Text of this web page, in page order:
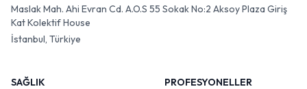
Maslak Mah. Ahi Evran Cd. A.O.S 55 Sokak No:2 Aksoy Plaza Giriş
Kat Kolektif House
İstanbul, Türkiye
SAĞLIK
PROFESYONELLER